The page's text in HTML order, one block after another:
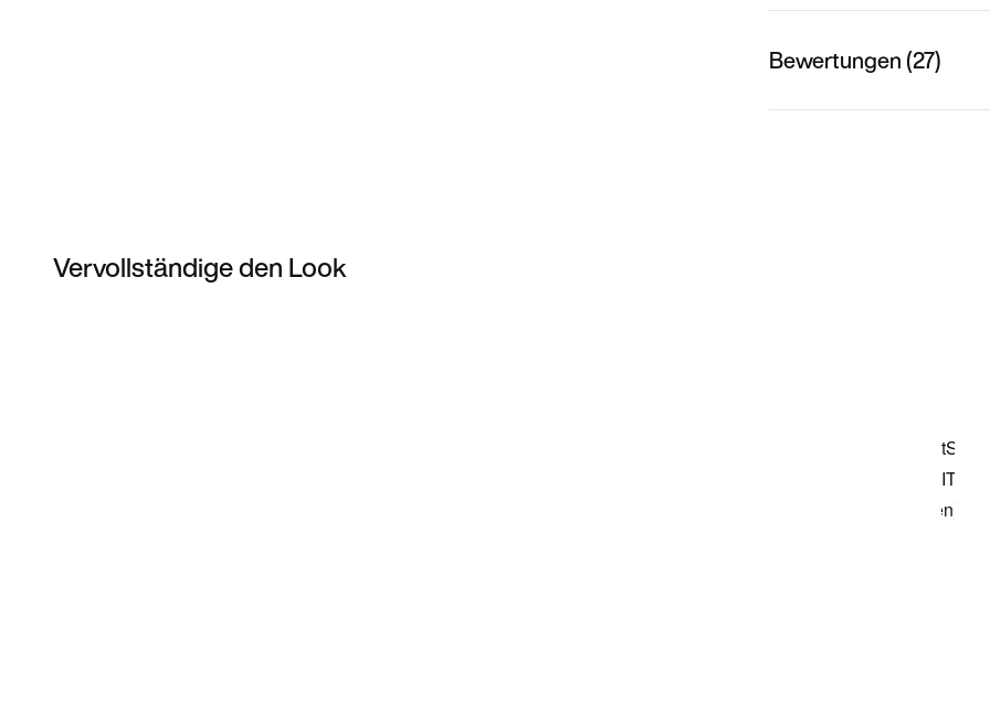
Bewertungen (27)
Vervollständige den Look